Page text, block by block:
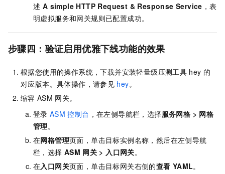
述 A simple HTTP Request & Response Service ，表
明虚拟服务和网关规则已配置成功。
步骤四：验证启用优雅下线功能的效果
根据您使用的操作系统，下载并安装轻量级压测工具 hey 的
对应版本。具体操作，请参见 hey。
缩容 ASM 网关。
登录 ASM 控制台 ，在左侧导航栏，选择服务网格 > 网格
管理。
在网格管理页面，单击目标实例名称，然后在左侧导航
栏，选择 ASM 网关 > 入口网关。
在入口网关页面，单击目标网关右侧的查看 YAML。